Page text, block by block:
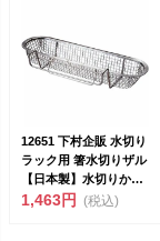
12651 下村企販 水切り
ラック用 箸水切りザル
【日本製】水切りかご
簡単取り付...
1,463円 (税込)